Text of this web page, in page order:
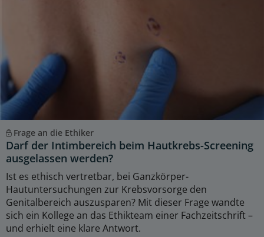
Frage an die Ethiker
Darf der Intimbereich beim Hautkrebs-Screening
ausgelassen werden?
Ist es ethisch vertretbar, bei Ganzkörper-
Hautuntersuchungen zur Krebsvorsorge den
Genitalbereich auszusparen? Mit dieser Frage wandte
sich ein Kollege an das Ethikteam einer Fachzeitschrift –
und erhielt eine klare Antwort.